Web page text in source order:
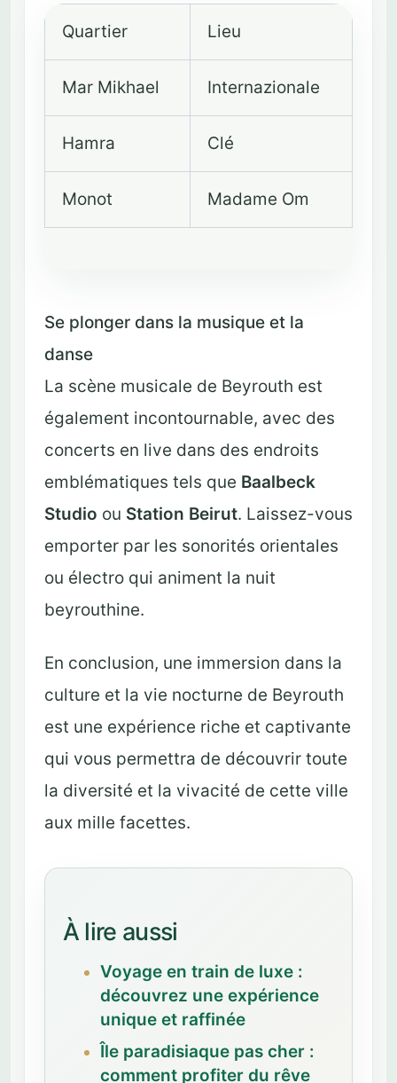
Quartier Lieu
Mar Mikhael Internazionale
Hamra Clé
Monot Madame Om
Se plonger dans la musique et la
danse
La scène musicale de Beyrouth est
également incontournable, avec des
concerts en live dans des endroits
emblématiques tels que Baalbeck
Studio ou Station Beirut. Laissez-vous
emporter par les sonorités orientales
ou électro qui animent la nuit
beyrouthine.
En conclusion, une immersion dans la
culture et la vie nocturne de Beyrouth
est une expérience riche et captivante
qui vous permettra de découvrir toute
la diversité et la vivacité de cette ville
aux mille facettes.
À lire aussi
Voyage en train de luxe :
découvrez une expérience
unique et raffinée
Île paradisiaque pas cher :
comment profiter du rêve